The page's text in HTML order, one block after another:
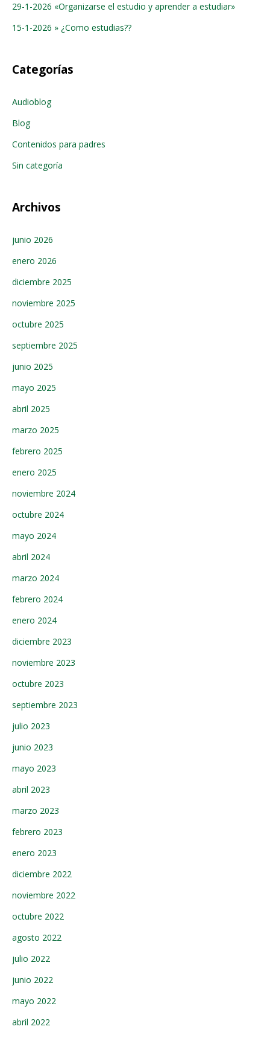
29-1-2026 «Organizarse el estudio y aprender a estudiar»
15-1-2026 » ¿Como estudias??
Categorías
Audioblog
Blog
Contenidos para padres
Sin categoría
Archivos
junio 2026
enero 2026
diciembre 2025
noviembre 2025
octubre 2025
septiembre 2025
junio 2025
mayo 2025
abril 2025
marzo 2025
febrero 2025
enero 2025
noviembre 2024
octubre 2024
mayo 2024
abril 2024
marzo 2024
febrero 2024
enero 2024
diciembre 2023
noviembre 2023
octubre 2023
septiembre 2023
julio 2023
junio 2023
mayo 2023
abril 2023
marzo 2023
febrero 2023
enero 2023
diciembre 2022
noviembre 2022
octubre 2022
agosto 2022
julio 2022
junio 2022
mayo 2022
abril 2022